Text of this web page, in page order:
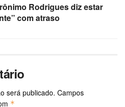
Rodrigues diz estar
com atraso
será publicado. Campos
*